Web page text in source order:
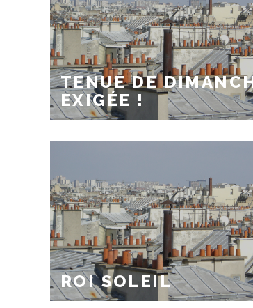
TENUE DE
EXIGÉE !
ROI SOLEIL